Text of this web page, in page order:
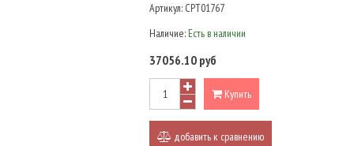
Артикул: CPT01767
Наличие: Есть в наличии
37056.10 руб
Купить
добавить к сравнению